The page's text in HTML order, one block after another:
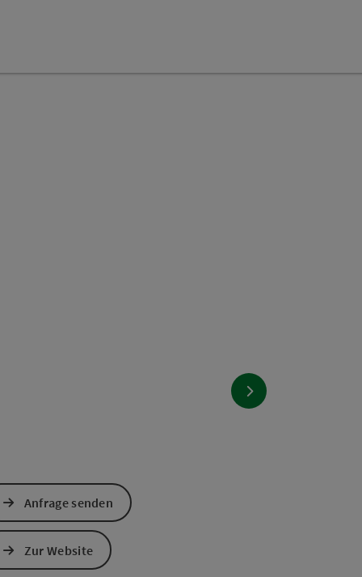
nächstes Element
Anfrage senden
Zur Website